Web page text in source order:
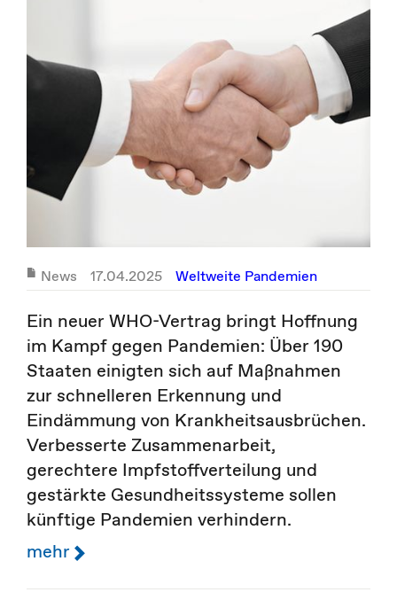
News 17.04.2025 Weltweite Pandemien
Ein neuer WHO-Vertrag bringt Hoffnung
im Kampf gegen Pandemien: Über 190
Staaten einigten sich auf Maßnahmen
zur schnelleren Erkennung und
Eindämmung von Krankheitsausbrüchen.
Verbesserte Zusammenarbeit,
gerechtere Impfstoffverteilung und
gestärkte Gesundheitssysteme sollen
künftige Pandemien verhindern.
mehr